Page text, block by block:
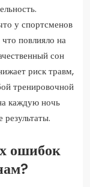
у спортсменов
повлияло на
сон
риск травм,
тренировочной
каждую ночь
ошибок